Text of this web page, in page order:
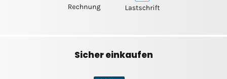
Sicher einkaufen